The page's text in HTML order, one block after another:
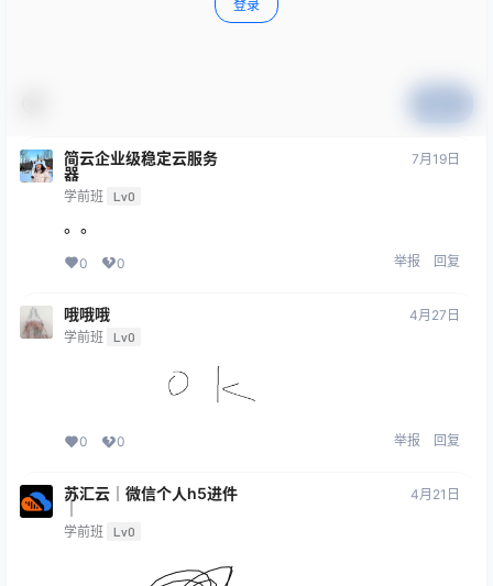
登录
简云企业级稳定云服务
器
学前班 Lv0
7月19日
。。
0 0 举报 回复
哦哦哦
学前班 Lv0
4月27日
0 0 举报 回复
苏汇云｜微信个人h5进件
学前班 Lv0
4月21日